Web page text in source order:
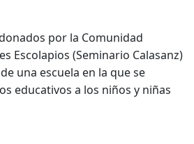
por la Comunidad
Escolapios (Seminario Calasanz)
una escuela en la que se
educativos a los niños y niñas